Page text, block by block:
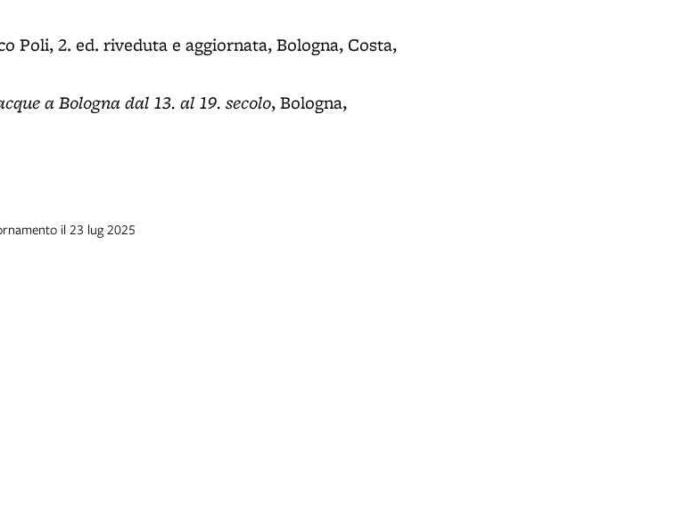
Poli, 2. ed. riveduta e aggiornata, Bologna, Costa,
a Bologna dal 13. al 19. secolo, Bologna,
il 23 lug 2025